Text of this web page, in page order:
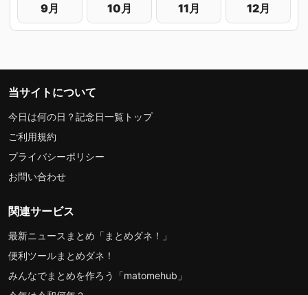
9月 10月 11月 12月
当サイトについて
今日は何の日？記念日一覧トップ
ご利用規約
プライバシーポリシー
お問い合わせ
関連サービス
最新ニュースまとめ「まとめダネ！」
便利ツールまとめダネ！
みんなでまとめを作ろう「matomehub」